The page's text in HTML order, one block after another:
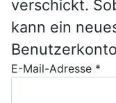
verschickt.
kann ein
E-Mail-Adresse *